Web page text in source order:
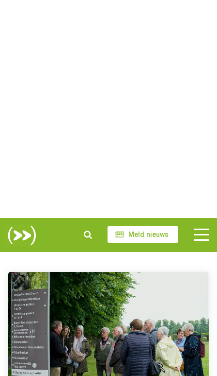
Meld nieuws